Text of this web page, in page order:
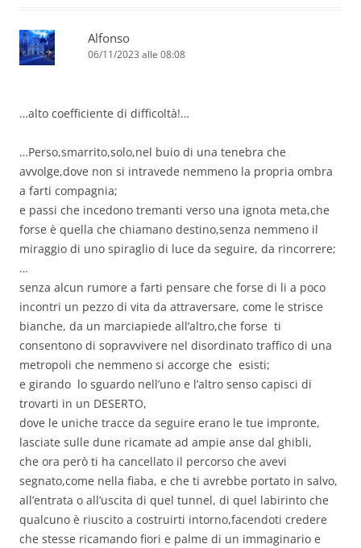
Alfonso
06/11/2023 alle 08:08
…alto coefficiente di difficoltà!…
…Perso,smarrito,solo,nel buio di una tenebra che
avvolge,dove non si intravede nemmeno la propria ombra
a farti compagnia;
e passi che incedono tremanti verso una ignota meta,che
forse è quella che chiamano destino,senza nemmeno il
miraggio di uno spiraglio di luce da seguire, da rincorrere;
…
senza alcun rumore a farti pensare che forse di li a poco
incontri un pezzo di vita da attraversare, come le strisce
bianche, da un marciapiede all’altro,che forse ti
consentono di sopravvivere nel disordinato traffico di una
metropoli che nemmeno si accorge che esisti;
e girando lo sguardo nell’uno e l’altro senso capisci di
trovarti in un DESERTO,
dove le uniche tracce da seguire erano le tue impronte,
lasciate sulle dune ricamate ad ampie anse dal ghibli,
che ora però ti ha cancellato il percorso che avevi
segnato,come nella fiaba, e che ti avrebbe portato in salvo,
all’entrata o all’uscita di quel tunnel, di quel labirinto che
qualcuno è riuscito a costruirti intorno,facendoti credere
che stesse ricamando fiori e palme di un immaginario e